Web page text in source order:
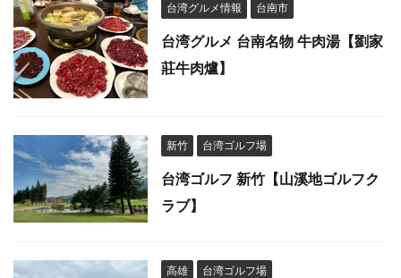
台湾グルメ情報 台南市
台湾グルメ 台南名物 牛肉湯【劉家
莊牛肉爐】
新竹 台湾ゴルフ場
台湾ゴルフ 新竹【山溪地ゴルフク
ラブ】
高雄 台湾ゴルフ場